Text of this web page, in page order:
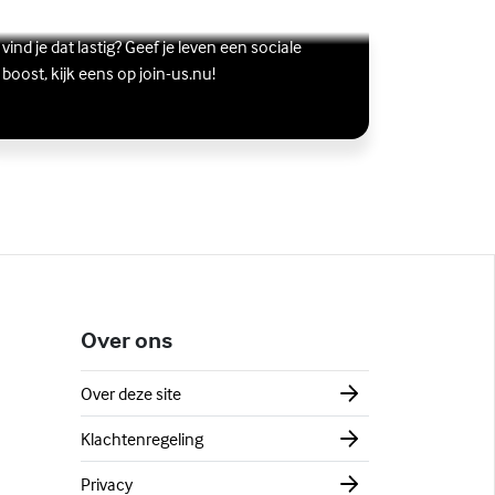
vind je dat lastig? Geef je leven een sociale
boost, kijk eens op join-us.nu!
meer over Vriendschap
link)
Over ons
Over deze site
Klachtenregeling
Privacy